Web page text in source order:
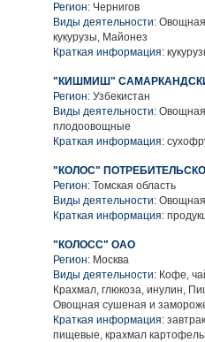
Регион: Чернигов
Виды деятельности: Овощная
кукурузы, Майонез
Краткая информация:
"КИШМИШ"
Регион: Узбекистан
Виды деятельности:
плодоовощные
Краткая информация:
"КОЛОС"
Регион: Томская область
Виды деятельности:
Краткая информация:
"КОЛОСС" ОАО
Регион: Москва
Виды деятельности: Кофе,
Крахмал, глюкоза, инулин,
Овощная сушеная и
Краткая информация:
пищевые, крахмал